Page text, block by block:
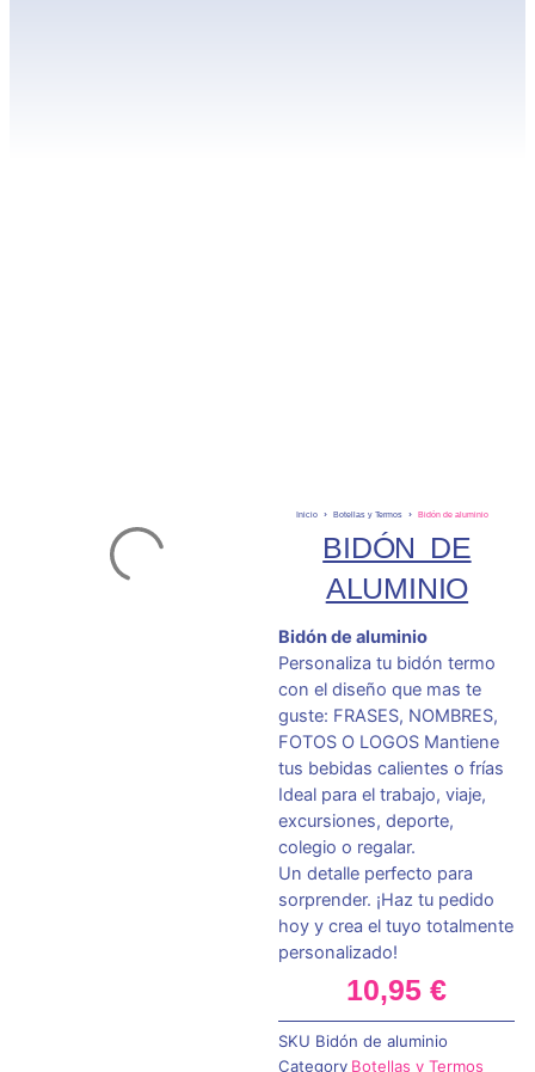
Inicio Botellas y Termos Bidón de aluminio
BIDÓN DE
ALUMINIO
Bidón de aluminio
Personaliza tu bidón termo
con el diseño que mas te
guste: FRASES, NOMBRES,
FOTOS O LOGOS Mantiene
tus bebidas calientes o frías
Ideal para el trabajo, viaje,
excursiones, deporte,
colegio o regalar.
Un detalle perfecto para
sorprender. ¡Haz tu pedido
hoy y crea el tuyo totalmente
personalizado!
10,95€
SKU Bidón de aluminio
Category Botellas y Termos